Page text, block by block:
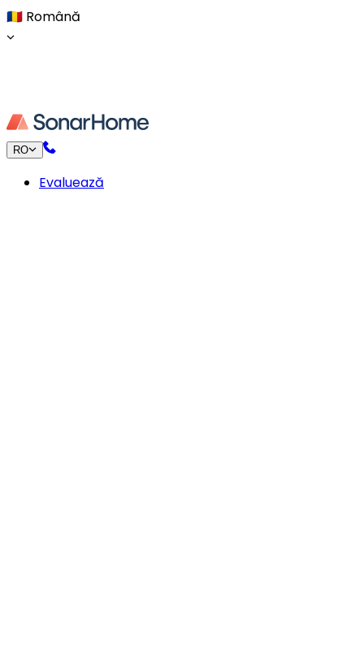
🇷🇴 Română
RO
Evaluează